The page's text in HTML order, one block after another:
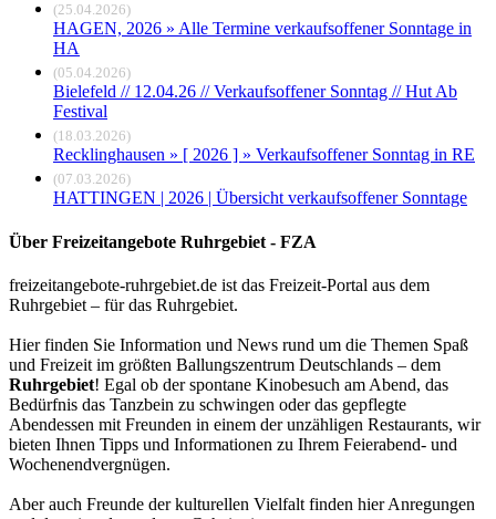
(25.04.2026)
HAGEN, 2026 » Alle Termine verkaufsoffener Sonntage in
HA
(05.04.2026)
Bielefeld // 12.04.26 // Verkaufsoffener Sonntag // Hut Ab
Festival
(18.03.2026)
Recklinghausen » [ 2026 ] » Verkaufsoffener Sonntag in RE
(07.03.2026)
HATTINGEN | 2026 | Übersicht verkaufsoffener Sonntage
Über Freizeitangebote Ruhrgebiet - FZA
freizeitangebote-ruhrgebiet.de ist das Freizeit-Portal aus dem
Ruhrgebiet – für das Ruhrgebiet.
Hier finden Sie Information und News rund um die Themen Spaß
und Freizeit im größten Ballungszentrum Deutschlands – dem
Ruhrgebiet! Egal ob der spontane Kinobesuch am Abend, das
Bedürfnis das Tanzbein zu schwingen oder das gepflegte
Abendessen mit Freunden in einem der unzähligen Restaurants, wir
bieten Ihnen Tipps und Informationen zu Ihrem Feierabend- und
Wochenendvergnügen.
Aber auch Freunde der kulturellen Vielfalt finden hier Anregungen